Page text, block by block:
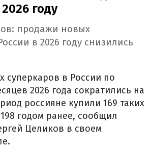
году
продажи новых
в 2026 году снизились
суперкаров в России по
2026 года сократились на
россияне купили 169 таких
годом ранее, сообщил
Целиков в своем